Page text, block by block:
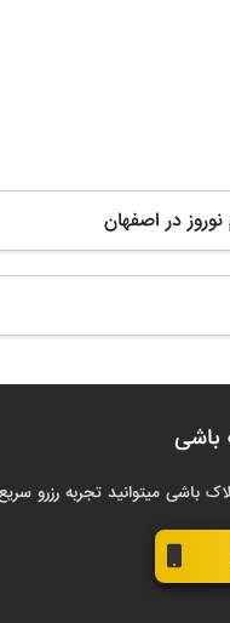
در اصفهان
باشی
باشی میتوانید تجربه رزرو